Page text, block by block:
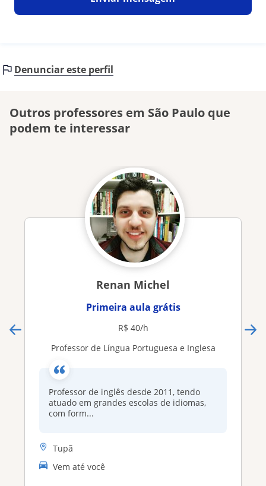
Denunciar este perfil
Outros professores em São Paulo que
podem te interessar
Renan Michel
Primeira aula grátis
R$ 40/h
Professor de Língua Portuguesa e Inglesa
Professor de inglês desde 2011, tendo
atuado em grandes escolas de idiomas,
com form...
Tupã
Vem até você